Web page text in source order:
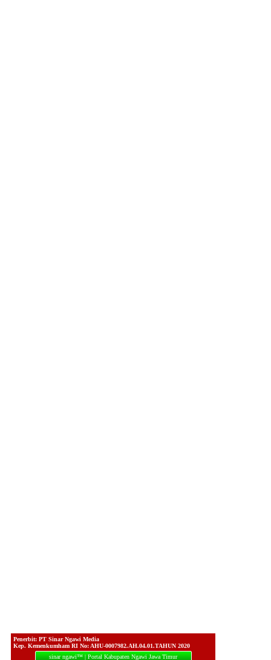
Penerbit: PT Sinar Ngawi Media
Kep. Kemenkumham RI No: AHU-0007982.AH.04.01.TAHUN 2020
sinar ngawi™ | Portal Kabupaten Ngawi Jawa Timur